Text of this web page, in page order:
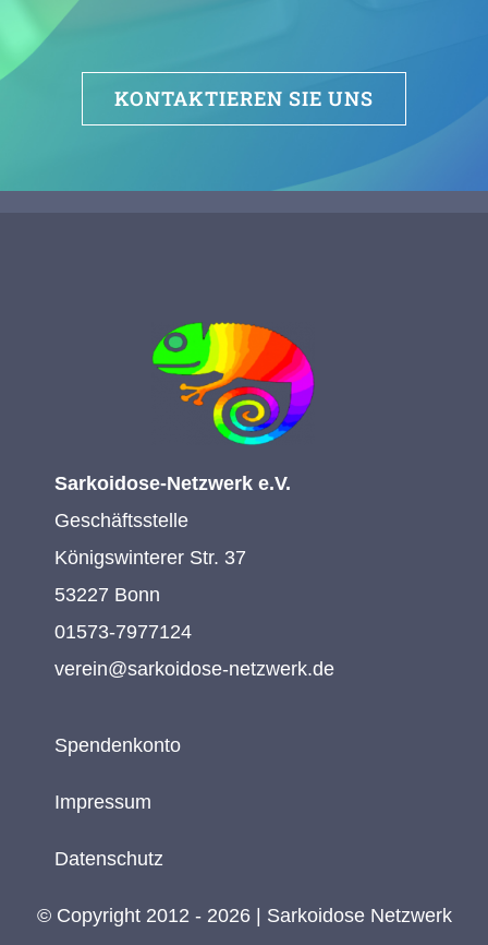
KONTAKTIEREN SIE UNS
Sarkoidose-Netzwerk e.V.
Geschäftsstelle
Königswinterer Str. 37
53227 Bonn
01573-7977124
verein@sarkoidose-netzwerk.de
Spendenkonto
Impressum
Datenschutz
© Copyright 2012 - 2026 | Sarkoidose Netzwerk